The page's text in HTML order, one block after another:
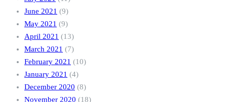
June 2021 (9)
May 2021 (9)
April 2021 (13)
March 2021 (7)
February 2021 (10)
January 2021 (4)
December 2020 (8)
November 2020 (18)